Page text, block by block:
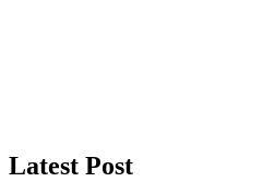
Latest Post